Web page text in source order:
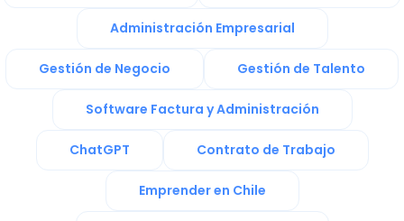
Administración Empresarial
Gestión de Negocio Gestión de Talento
Software Factura y Administración
ChatGPT Contrato de Trabajo
Emprender en Chile